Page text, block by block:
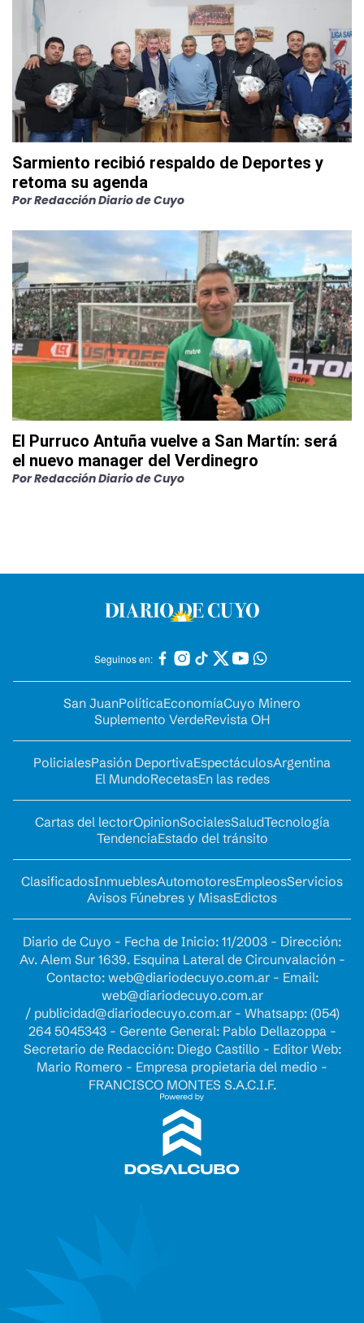
Sarmiento recibió respaldo de Deportes y
retoma su agenda
PorRedacción Diario de Cuyo
El Purruco Antuña vuelve a San Martín: será
el nuevo manager del Verdinegro
PorRedacción Diario de Cuyo
Seguinos en:
San JuanPolíticaEconomíaCuyo Minero
Suplemento VerdeRevista OH
PolicialesPasión DeportivaEspectáculosArgentina
El MundoRecetasEn las redes
Cartas del lectorOpinionSocialesSaludTecnología
TendenciaEstado del tránsito
ClasificadosInmueblesAutomotoresEmpleosServicios
Avisos Fúnebres y MisasEdictos
Diario de Cuyo - Fecha de Inicio: 11/2003 - Dirección:
Av. Alem Sur 1639. Esquina Lateral de Circunvalación -
Contacto: web@diariodecuyo.com.ar- Email:
web@diariodecuyo.com.ar
/ publicidad@diariodecuyo.com.ar- Whatsapp: (054)
264 5045343 - Gerente General: Pablo Dellazoppa -
Secretario de Redacción: Diego Castillo - Editor Web:
Mario Romero - Empresa propietaria del medio -
FRANCISCO MONTES S.A.C.I.F.